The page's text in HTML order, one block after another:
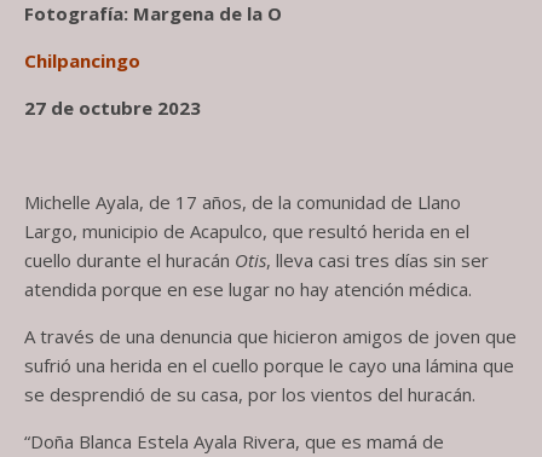
Fotografía: Margena de la O
Chilpancingo
27 de octubre 2023
Michelle Ayala, de 17 años, de la comunidad de Llano
Largo, municipio de Acapulco, que resultó herida en el
cuello durante el huracán Otis, lleva casi tres días sin ser
atendida porque en ese lugar no hay atención médica.
A través de una denuncia que hicieron amigos de joven que
sufrió una herida en el cuello porque le cayo una lámina que
se desprendió de su casa, por los vientos del huracán.
“Doña Blanca Estela Ayala Rivera, que es mamá de